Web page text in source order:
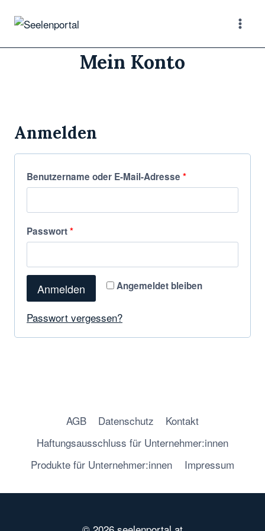
Mein Konto
Anmelden
Benutzername oder E-Mail-Adresse *
Passwort*
Angemeldet bleiben
Anmelden
Passwort vergessen?
AGB Datenschutz
Kontakt
Haftungsausschluss für Unternehmer:innen
Produkte für Unternehmer:innen
Impressum